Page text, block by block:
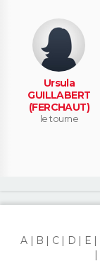
Ursula
GUILLABERT
(FERCHAUT)
le tourne
A
B C D E